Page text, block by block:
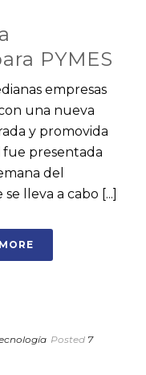
PYMES
empresas
una nueva
y promovida
fue presentada
del
lleva a cabo [...]
Posted 7